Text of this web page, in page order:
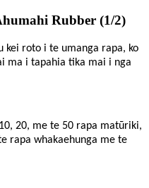
Rubber (1/2)
kei roto i te umanga rapa, ko
ma i tapahia tika mai i nga
20, me te 50 rapa matūriki,
rapa whakaehunga me te